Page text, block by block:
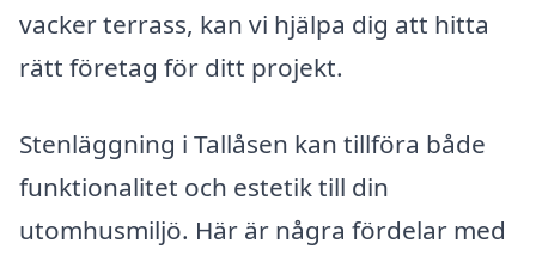
vacker terrass, kan vi hjälpa dig att hitta
rätt företag för ditt projekt.
Stenläggning i Tallåsen kan tillföra både
funktionalitet och estetik till din
utomhusmiljö. Här är några fördelar med